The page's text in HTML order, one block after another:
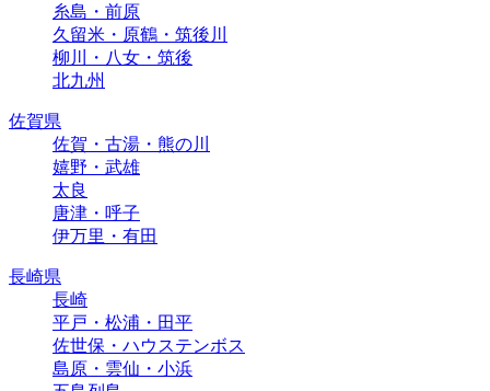
糸島・前原
久留米・原鶴・筑後川
柳川・八女・筑後
北九州
佐賀県
佐賀・古湯・熊の川
嬉野・武雄
太良
唐津・呼子
伊万里・有田
長崎県
長崎
平戸・松浦・田平
佐世保・ハウステンボス
島原・雲仙・小浜